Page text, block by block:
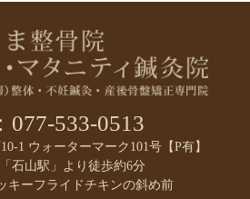
077-533-0513
1 ウォーターマーク101号【P有】
石山駅」より徒歩約6分
キーフライドチキンの斜め前